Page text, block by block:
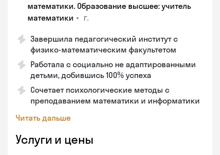
математики. Образование высшее: учитель
математики • г.
Завершила педагогический институт с
физико-математическим факультетом
Работала с социально не адаптированными
детьми, добившись 100% успеха
Сочетает психологические методы с
преподаванием математики и информатики
Читать дальше
Услуги и цены